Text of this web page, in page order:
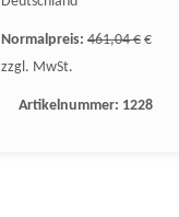
Normalpreis: 461,04 € €
zzgl. MwSt.
Artikelnummer: 1228